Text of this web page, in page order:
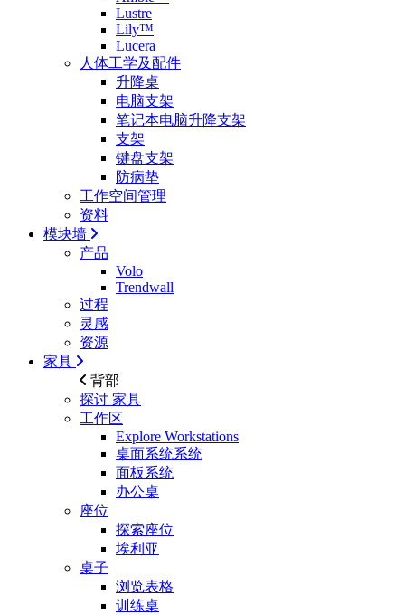
Lustre
Lily™
Lucera
人体工学及配件
升降桌
电脑支架
笔记本电脑升降支架
支架
键盘支架
防病垫
工作空间管理
资料
模块墙
产品
Volo
Trendwall
过程
灵感
资源
家具
背部
探讨 家具
工作区
Explore Workstations
桌面系统系统
面板系统
办公桌
座位
探索座位
埃利亚
桌子
浏览表格
训练桌